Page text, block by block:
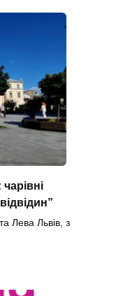
Лева Львів, з